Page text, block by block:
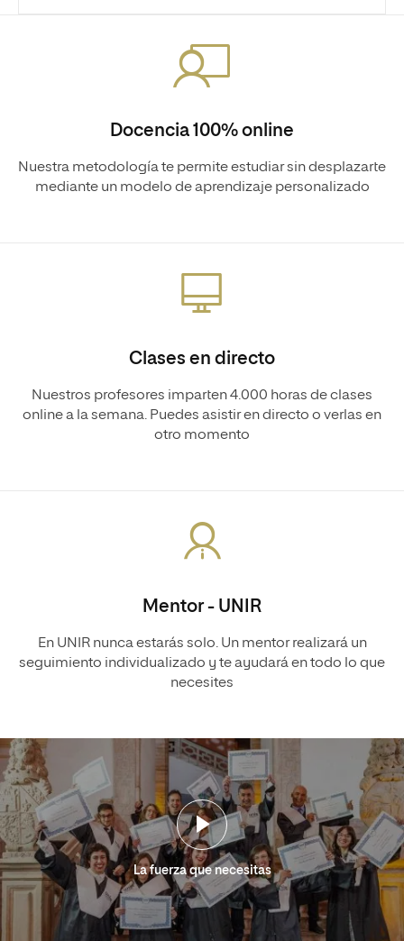
Docencia 100% online
Nuestra metodología te permite estudiar sin desplazarte
mediante un modelo de aprendizaje personalizado
Clases en directo
Nuestros profesores imparten 4.000 horas de clases
online a la semana. Puedes asistir en directo o verlas en
otro momento
Mentor - UNIR
En UNIR nunca estarás solo. Un mentor realizará un
seguimiento individualizado y te ayudará en todo lo que
necesites
La fuerza que necesitas